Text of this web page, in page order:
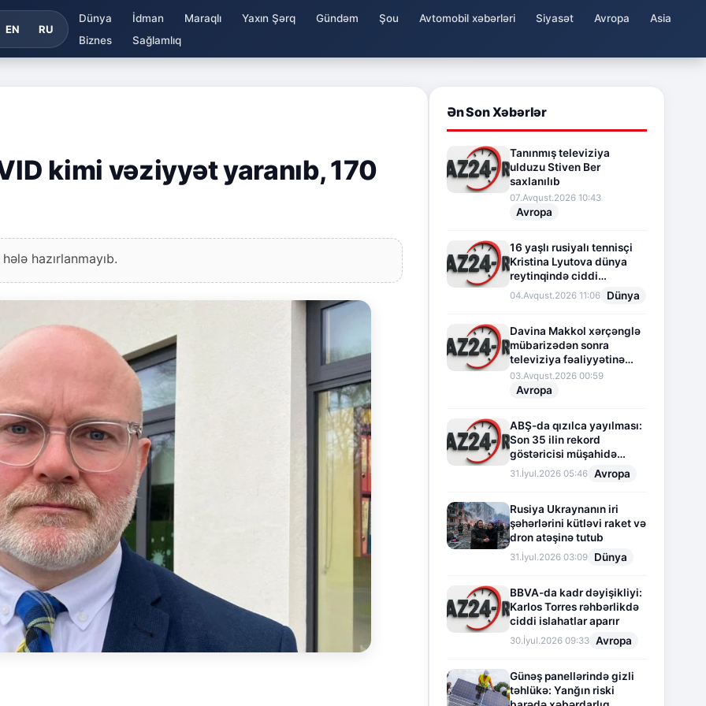
EN RU
Dünya İdman Maraqlı Yaxın Şərq Gündəm Şou Avtomobil xəbərləri Siyasət Avropa
Asia
Biznes
Sağlamlıq
kimi vəziyyət yaranıb, 170
hazırlanmayıb.
Ən Son Xəbərlər
Tanınmış televiziya
ulduzu Stiven Ber
saxlanılıb
07.Avqust.2026 10:43
Avropa
16 yaşlı rusiyalı tennisçi
Kristina Lyutova dünya
reytinqində ciddi
irəliləyişə imza atdı
04.Avqust.2026 11:06 Dünya
Davina Makkol xərçənglə
mübarizədən sonra
televiziya fəaliyyətinə
fasilə verir
03.Avqust.2026 00:59
Avropa
ABŞ-da qızılca yayılması:
Son 35 ilin rekord
göstəricisi müşahidə
olunur
31.İyul.2026 05:46 Avropa
Rusiya Ukraynanın iri
şəhərlərini kütləvi raket və
dron atəşinə tutub
31.İyul.2026 03:09 Dünya
BBVA-da kadr dəyişikliyi:
Karlos Torres rəhbərlikdə
ciddi islahatlar aparır
30.İyul.2026 09:33 Avropa
Günəş panellərində gizli
təhlükə: Yanğın riski